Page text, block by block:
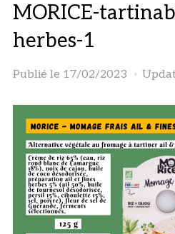
MORICE-
herbes-1
Publié le 17/02/2023